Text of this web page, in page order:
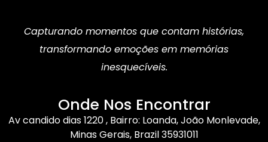
Capturando momentos que contam histórias,
transformando emoções em memórias
inesquecíveis.
Onde Nos Encontrar
Av candido dias 1220 , Bairro: Loanda, João Monlevade,
Minas Gerais, Brazil 35931011